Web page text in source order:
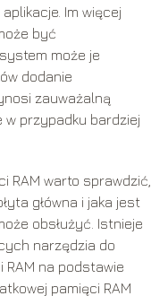
Im więcej
być
może je
dodanie
zauważalną
przypadku bardziej
RAM warto sprawdzić,
główna i jaka jest
obsłużyć. Istnieje
narzędzia do
na podstawie
pamięci RAM